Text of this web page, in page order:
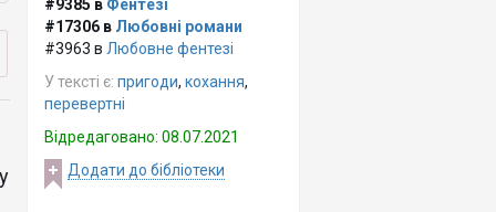
#9385 в Фентезі
#17306 в Любовні романи
#3963 в Любовне фентезі
У тексті є: пригоди, кохання,
перевертні
Відредаговано: 08.07.2021
Додати до бібліотеки